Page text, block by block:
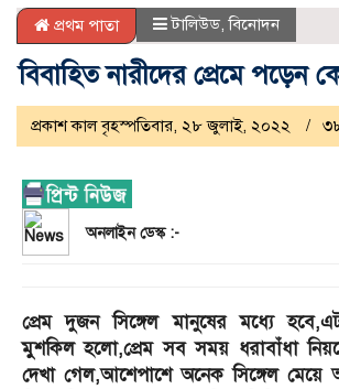
প্রথম পাতা টালিউড,বিনোদন
বিবাহিত নারীদের প্রেমে পড়েন
প্রকাশ কাল বৃহস্পতিবার, ২৮ জুলাই, ২০২২
অনলাইন ডেস্ক :-
প্রেম দুজন সিঙ্গেল মানুষের মধ্যে
মুশকিল হলো,প্রেম সব সময় ধরাবাঁধা
দেখা গেল,আশেপাশে অনেক সিঙ্গেল